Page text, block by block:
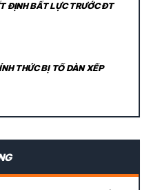
ĐỊNH BẤT LỰC TRƯỚC ĐT
THỨC BỊ TỐ DÀN XẾP